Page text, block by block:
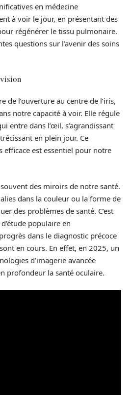
en médecine
à voir le jour, en présentant des
régénérer le tissu pulmonaire.
questions sur l’avenir des soins
de l’ouverture au centre de l’iris,
notre capacité à voir. Elle régule
entre dans l’œil, s’agrandissant
en plein jour. Ce
efficace est essentiel pour notre
des miroirs de notre santé.
dans la couleur ou la forme de
des problèmes de santé. C’est
populaire en
dans le diagnostic précoce
en cours. En effet, en 2025, un
d’imagerie avancée
profondeur la santé oculaire.